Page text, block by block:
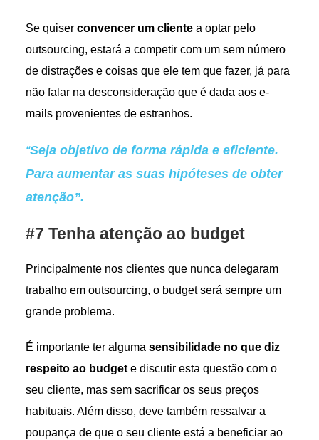
Se quiser convencer um clientea optar pelo
outsourcing, estará a competir com um sem número
de distrações e coisas que ele tem que fazer, já para
não falar na desconsideração que é dada aos e-
mails provenientes de estranhos.
“Seja objetivo de forma rápida e eficiente.
Para aumentar as suas hipóteses de obter
atenção”.
#7 Tenha atenção ao budget
Principalmente nos clientes que nunca delegaram
trabalho em outsourcing, o budget será sempre um
grande problema.
É importante ter alguma sensibilidade no que diz
respeito ao budgete discutir esta questão com o
seu cliente, mas sem sacrificar os seus preços
habituais. Além disso, deve também ressalvar a
poupança de que o seu cliente está a beneficiar ao